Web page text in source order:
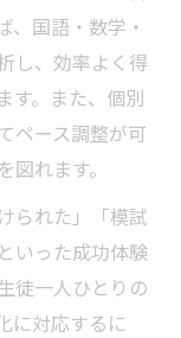
、国語・数学・
し、効率よく得
す。また、個別
ペース調整が可
れます。
られた」「模試
いった成功体験
徒一人ひとりの
に対応するに